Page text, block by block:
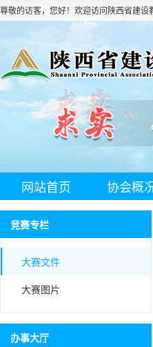
尊敬的访客，您好！欢迎访问陕西省建设
网站首页 协会概
竞赛专栏
大赛文件
大赛图片
办事大厅